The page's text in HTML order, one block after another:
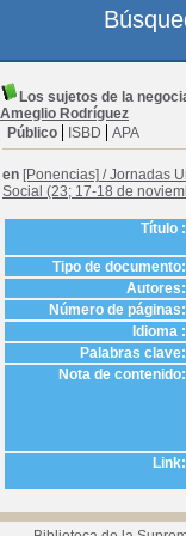
Los sujetos de la
Ameglio Rodríguez
Público
ISBD APA
en [Ponencias] /Jornadas
Social (23; 17-18 de
Título :
Tipo de documento:
Autores:
Número de páginas:
Idioma :
Palabras clave:
Nota de contenido:
Link: